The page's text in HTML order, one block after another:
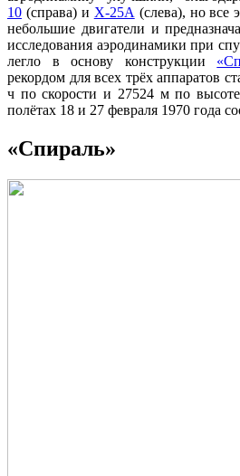
10 (справа) и X-25A (слева), но все
небольшие двигатели и
исследования аэродинамики при
легло в основу конструкции
рекордом для всех трёх аппаратов
ч по скорости и 27524 м по
полётах 18 и 27 февраля 1970 года
«Спираль»